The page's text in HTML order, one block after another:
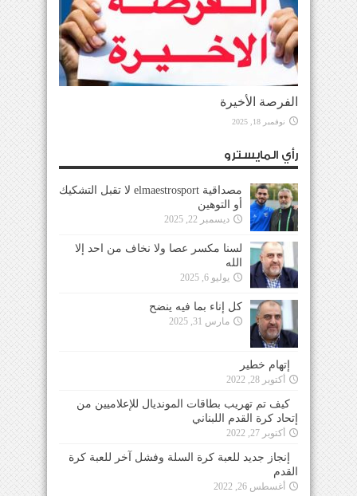
الفرصة الأخيرة
نوفمبر 18, 2025
رأي المايسترو
مصداقية elmaestrosport لا تقبل التشكيك
أو التوهين
ديسمبر 22, 2025
لسنا مكسر عصا ولا نخاف من احد إلا
الله
يوليو 6, 2025
كل إناء بما فيه ينضح
مارس 31, 2025
إتهام خطير
أكتوبر 28, 2022
كيف تم تهريب بطاقات المونديال للإعلاميين من
إتحاد كرة القدم اللبناني
أكتوبر 27, 2022
إنجاز جديد للعبة كرة السلة وفشل آخر للعبة كرة
القدم
أغسطس 26, 2022